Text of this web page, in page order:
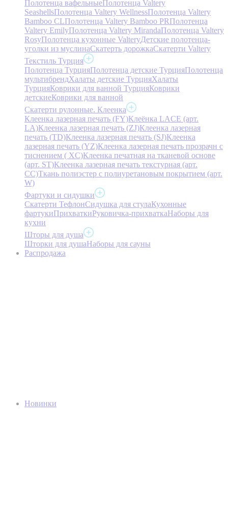
Полотенца вафельныеПолотенца Valtery
SeashellsПолотенца Valtery WellnessПолотенца Valtery
Bamboo CLПолотенца Valtery Bamboo PRПолотенца
Valtery EmilyПолотенца Valtery MirandaПолотенца Valtery
RosyПолотенца кухонные ValteryДетские полотенца-
уголки из муслинаСкатерть дорожкаСкатерти Valtery
Текстиль Турция
Полотенца ТурцияПолотенца детские ТурцияПолотенца
мультибрендХалаты детские ТурцияХалаты
ТурцияКоврики для ванной ТурцияКоврики
детскиеКоврики для ванной
Скатерти рулонные. Клеенка
Клеенка лазерная печать (FY)Клеёнка LACE (арт.
LA)Клеенка лазерная печать (ZJ)Клеенка лазерная
печать (TD)Клеенка лазерная печать (SJ)Клеенка
лазерная печать (YZ)Клеенка лазерная печать прозрачн с
тиснением ( XC)Клеенка печатная на тканевой основе
(арт. ST)Клеенка лазерная печать текстурная (арт.
CC)Ткань полиэстер с полиуретановым покрытием (арт.
W)
Фартуки и сидушки
Скатерти ТефлонСидушка для стулаКухонные
фартукиПрихваткиРуковичка-прихваткаНаборы для
кухни
Шторы для душа
Шторки для душаНаборы для сауны
Распродажа
Новинки